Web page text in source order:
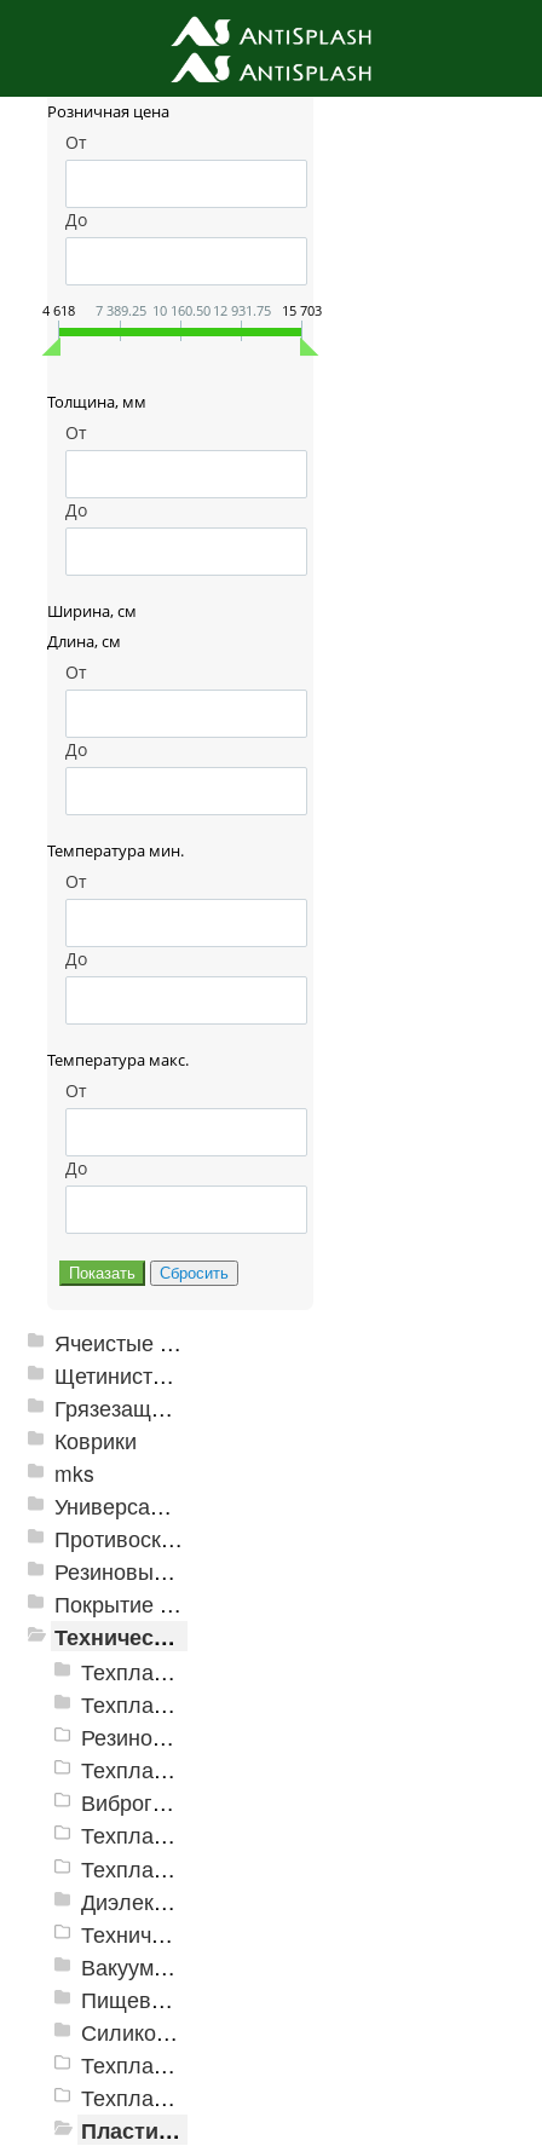
Фильтр товаров
Розничная цена
От
До
4 618 7 389.25 10 160.50 12 931.75 15 703
Толщина, мм
От
До
Ширина, см
Длина, см
От
До
Температура мин.
От
До
Температура макс.
От
До
Ячеистые грязезащитные покрытия
Щетинистые покрытия
Грязезащитные, влаговпитывающие покрытия
Коврики
mks
Универсальные модульные покрытия
Противоскользящая защита для лестниц, профили, ленты
Резиновые и ПВХ дорожки
Покрытие из резиновой крошки
Техническая резина
Техпластины ТМКЩ резиновые рулонные ГОСТ 7338-90
Техпластины МБС резиновые рулонные ГОСТ 7338-90
Резиновые пластины SBR (ТМКЩ)
Техпластина Неопрен CR
Виброгасящие (вибродемпфирующие) эластомерные пластины
Техпластина EPDM
Техпластина для дорожной техники
Диэлектрические материалы
Техническая резина ТМКЩ с тканевой прокладкой
Вакуумная пластина ТУ 38.105.116-81
Пищевая резиновая пластина
Силиконовая пластина
Техпластина электроизоляционная
Техпластина УМ (трансформаторная)
Пластины пористые и губчатые